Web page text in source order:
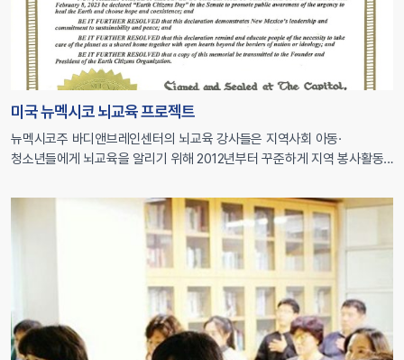
미국 뉴멕시코 뇌교육 프로젝트
뉴멕시코주 바디앤브레인센터의 뇌교육 강사들은 지역사회 아동·
청소년들에게 뇌교육을 알리기 위해 2012년부터 꾸준하게 지역 봉사활동
Girls Club)을 시작으로, 뉴멕시코주립대학 교육대학, 뉴멕시코대학
교육대학, 산타페 공립학교 교장단과 교사, 라티에라 몬테소리
예술과학학교(La Tierra Montessori School for the Arts and
Sciences), 뉴멕시코주교육위원회 등 교사와 교육 전문가들을 대상으로
뇌교육의 원리와 뇌교육 기반의 교육 활동들을 소개했습니다. 이러한